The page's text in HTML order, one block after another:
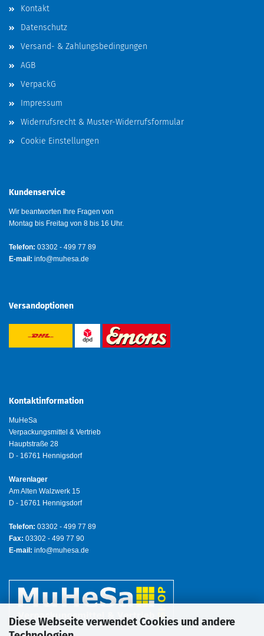
Diese Webseite verwendet Cookies und andere
Kontakt
Datenschutz
Versand- & Zahlungsbedingungen
AGB
VerpackG
Impressum
Widerrufsrecht & Muster-Widerrufsformular
Cookie Einstellungen
Kundenservice
Wir beantworten Ihre Fragen von
Montag bis Freitag von 8 bis 16 Uhr.
Telefon: 03302 - 499 77 89
E-mail: info@muhesa.de
Versandoptionen
Kontaktinformation
MuHeSa
Verpackungsmittel & Vertrieb
Hauptstraße 28
D - 16761 Hennigsdorf
Warenlager
Am Alten Walzwerk 15
D - 16761 Hennigsdorf
Telefon: 03302 - 499 77 89
Fax: 03302 - 499 77 90
E-mail: info@muhesa.de